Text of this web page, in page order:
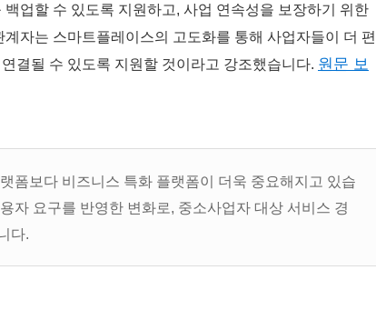
업할 수 있도록 지원하고, 사업 연속성을 보장하기 위한
자는 스마트플레이스의 고도화를 통해 사업자들이 더 편
결될 수 있도록 지원할 것이라고 강조했습니다. 원문 보
폼보다 비즈니스 특화 플랫폼이 더욱 중요해지고 있습
자 요구를 반영한 변화로, 중소사업자 대상 서비스 경
다.